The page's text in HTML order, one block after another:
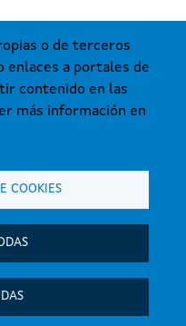
o de terceros
enlaces a portales de
contenido en las
más información en
COOKIES